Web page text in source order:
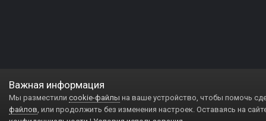
Важная информация
Мы разместили cookie-файлы на ваше устройство, чтобы помочь
файлов, или продолжить без изменения настроек. Оставаясь на